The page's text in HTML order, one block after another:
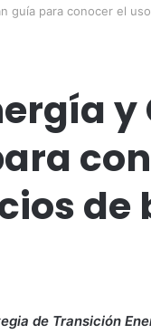
guía para conocer el
y
de
de Transición